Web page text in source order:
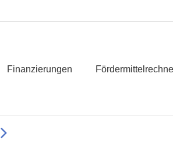
Finanzierungen